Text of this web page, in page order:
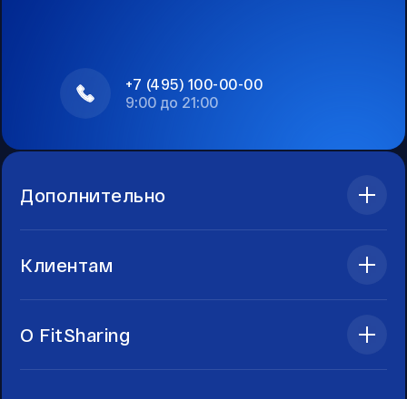
+7 (495) 100-00-00
9:00 до 21:00
Дополнительно
Клиентам
О FitSharing